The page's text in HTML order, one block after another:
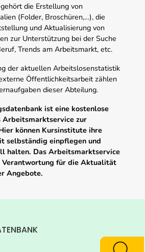
die Erstellung von
(Folder, Broschüren,…), die
und Aktualisierung von
zur Unterstützung bei der Suche
Trends am Arbeitsmarkt, etc.
der aktuellen Arbeitslosenstatistik
Öffentlichkeitsarbeit zählen
dieser Abteilung.
ist eine kostenlose
zur
können Kursinstitute ihre
selbständig einpflegen und
halten. Das Arbeitsmarktservice
Verantwortung für die Aktualität
Angebote.